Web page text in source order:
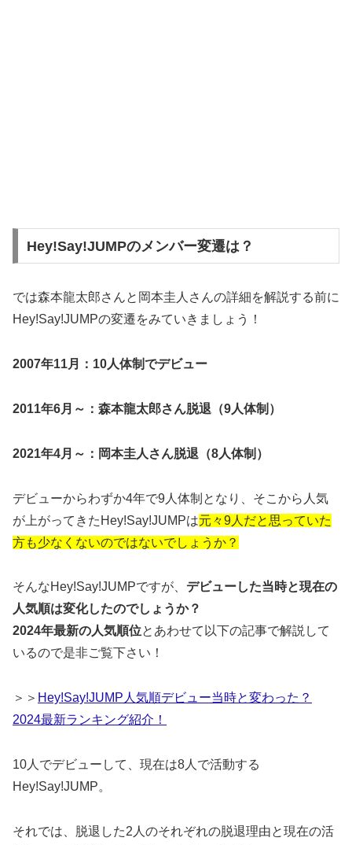
Hey!Say!JUMPのメンバー変遷は？
では森本龍太郎さんと岡本圭人さんの詳細を解説する前に
Hey!Say!JUMPの変遷をみていきましょう！
2007年11月：10人体制でデビュー
2011年6月～：森本龍太郎さん脱退（9人体制）
2021年4月～：岡本圭人さん脱退（8人体制）
デビューからわずか4年で9人体制となり、そこから人気
が上がってきたHey!Say!JUMPは元々9人だと思っていた
方も少なくないのではないでしょうか？
そんなHey!Say!JUMPですが、 デビューした当時と現在の
人気順は変化したのでしょうか？
2024年最新の人気順位とあわせて以下の記事で解説して
いるので是非ご覧下さい！
＞＞ Hey!Say!JUMP人気順デビュー当時と変わった？
2024最新ランキング紹介！
10人でデビューして、現在は8人で活動する
Hey!Say!JUMP。
それでは、脱退した2人のそれぞれの脱退理由と現在の活